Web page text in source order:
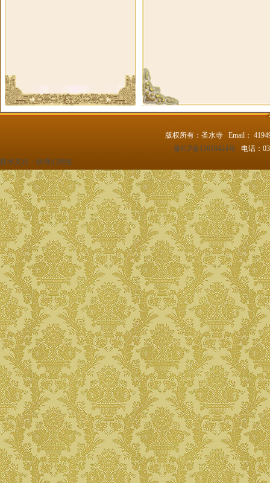
版权所有：圣水寺 Email：
豫ICP备13016424号 电话：
技术支持： 铁哥们网络